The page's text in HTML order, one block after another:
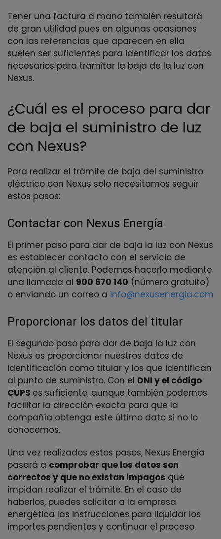
Tener una factura a mano también resultará
de gran utilidad pues en algunas ocasiones
con las referencias que aparecen en ella
suelen ser suficientes para identificar los datos
necesarios para tramitar la baja de la luz con
Nexus.
¿Cuál es el proceso para dar
de baja el suministro de luz
con Nexus?
Para realizar el trámite de baja del suministro
eléctrico con Nexus solo necesitamos seguir
estos pasos:
Contactar con Nexus Energía
El primer paso para dar de baja la luz con Nexus
es establecer contacto con el servicio de
atención al cliente. Podemos hacerlo mediante
una llamada al 900 670 140 (número gratuito)
o enviando un correo a info@nexusenergia.com
Proporcionar los datos del titular
El segundo paso para dar de baja la luz con
Nexus es proporcionar nuestros datos de
identificación como titular y los que identifican
al punto de suministro. Con el DNI y el código
CUPS es suficiente, aunque también podemos
facilitar la dirección exacta para que la
compañía obtenga este último dato si no lo
conocemos.
Una vez realizados estos pasos, Nexus Energía
pasará a comprobar que los datos son
correctos y que no existan impagos que
impidan realizar el trámite. En el caso de
haberlos, puedes solicitar a la empresa
energética las instrucciones para liquidar los
importes pendientes y continuar el proceso.